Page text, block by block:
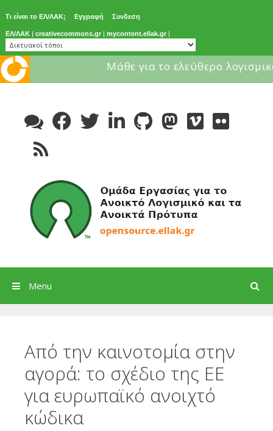
Τι είναι το ΕΛ/ΛΑΚ; Εγγραφή Συνδεση
ΕΛ/ΛΑΚ | creativecommons.gr | mycontent.ellak.gr |
Μάθε για το ελεύθερο
content
Search
Menu
Από την καινοτομία στην
αγορά: το σχέδιο της ΕΕ
για ευρωπαϊκό ανοιχτό
κώδικα